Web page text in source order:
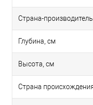
Страна-производитель
Глубина, см
Высота, см